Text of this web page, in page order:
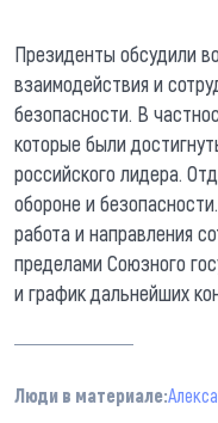
Президенты обсудили
взаимодействия и
безопасности. В
которые были
российского лидера.
обороне и
работа и направления
пределами Союзного
и график дальнейших
Люди в материале: